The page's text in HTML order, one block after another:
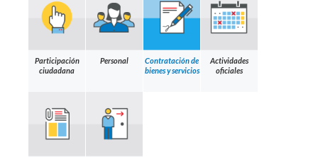
Participación
ciudadana
Personal
Contratación de
bienes y servicios
Actividades
oficiales